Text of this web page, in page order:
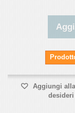
Aggiungi
desideri